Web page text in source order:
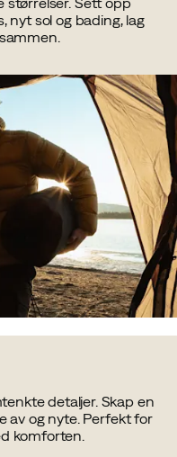
nyt sol og bading, lag
detaljer. Skap en
av og nyte. Perfekt for
komforten.